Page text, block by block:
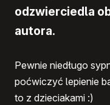
odzwierciedla
autora.
Pewnie niedługo
poćwiczyć lepienie
to z dzieciakami :)